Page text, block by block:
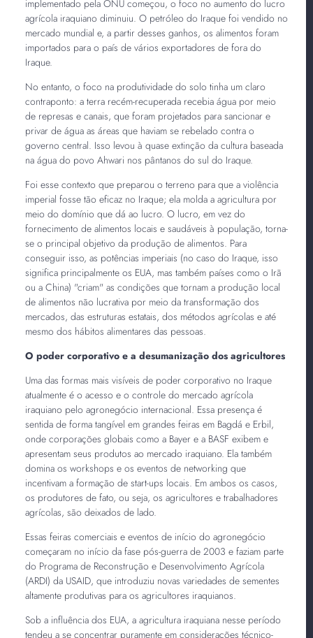
implementado pela ONU começou, o foco no aumento do lucro
agrícola iraquiano diminuiu. O petróleo do Iraque foi vendido no
mercado mundial e, a partir desses ganhos, os alimentos foram
importados para o país de vários exportadores de fora do
Iraque.
No entanto, o foco na produtividade do solo tinha um claro
contraponto: a terra recém-recuperada recebia água por meio
de represas e canais, que foram projetados para sancionar e
privar de água as áreas que haviam se rebelado contra o
governo central. Isso levou à quase extinção da cultura baseada
na água do povo Ahwari nos pântanos do sul do Iraque.
Foi esse contexto que preparou o terreno para que a violência
imperial fosse tão eficaz no Iraque; ela molda a agricultura por
meio do domínio que dá ao lucro. O lucro, em vez do
fornecimento de alimentos locais e saudáveis à população, torna-
se o principal objetivo da produção de alimentos. Para
conseguir isso, as potências imperiais (no caso do Iraque, isso
significa principalmente os EUA, mas também países como o Irã
ou a China) "criam" as condições que tornam a produção local
de alimentos não lucrativa por meio da transformação dos
mercados, das estruturas estatais, dos métodos agrícolas e até
mesmo dos hábitos alimentares das pessoas.
O poder corporativo e a desumanização dos agricultores
Uma das formas mais visíveis de poder corporativo no Iraque
atualmente é o acesso e o controle do mercado agrícola
iraquiano pelo agronegócio internacional. Essa presença é
sentida de forma tangível em grandes feiras em Bagdá e Erbil,
onde corporações globais como a Bayer e a BASF exibem e
apresentam seus produtos ao mercado iraquiano. Ela também
domina os workshops e os eventos de networking que
incentivam a formação de start-ups locais. Em ambos os casos,
os produtores de fato, ou seja, os agricultores e trabalhadores
agrícolas, são deixados de lado.
Essas feiras comerciais e eventos de início do agronegócio
começaram no início da fase pós-guerra de 2003 e faziam parte
do Programa de Reconstrução e Desenvolvimento Agrícola
(ARDI) da USAID, que introduziu novas variedades de sementes
altamente produtivas para os agricultores iraquianos.
Sob a influência dos EUA, a agricultura iraquiana nesse período
tendeu a se concentrar puramente em considerações técnico-